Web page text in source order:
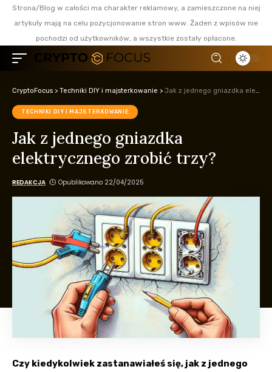
Strona/Blog w całości ma charakter reklamowy, a zamieszczone na niej
artykuły mają na celu pozycjonowanie stron www. Żaden z wpisów nie
pochodzi od użytkowników, a wszystkie zostały opłacone.
CryptoFocus > Techniki DIY i majsterkowanie > Jak z jednego gniazdka elektrycznego zrobić trzy?
TECHNIKI DIY I MAJSTERKOWANIE
Jak z jednego gniazdka
elektrycznego zrobić trzy?
REDAKCJA Opublikowano 22/04/2025
Czy kiedykolwiek zastanawiałeś się, jak z jednego